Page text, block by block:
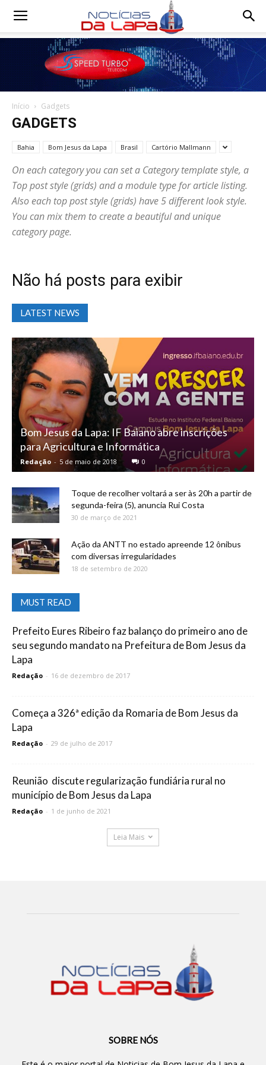
Notícias
Lapa
Início Gadgets
GADGETS
Bahia Bom Jesus da Lapa Brasil Cartório Mallmann
On each category you can set a Category template style, a
Top post style (grids) and a module type for article listing.
Also each top post style (grids) have 5 different look style.
You can mix them to create a beautiful and unique
category page.
Não há posts para exibir
LATEST NEWS
Bom Jesus da Lapa: IF Baiano abre inscrições
para Agricultura e Informática
Redação - 5 de maio de 2018 0
Toque de recolher voltará a ser às 20h a partir de
segunda-feira (5), anuncia Rui Costa
30 de março de 2021
Ação da ANTT no estado apreende 12 ônibus
com diversas irregularidades
18 de setembro de 2020
MUST READ
Prefeito Eures Ribeiro faz balanço do primeiro ano de
seu segundo mandato na Prefeitura de Bom Jesus da
Lapa
Redação - 16 de dezembro de 2017
Começa a 326ª edição da Romaria de Bom Jesus da
Lapa
Redação - 29 de julho de 2017
Reunião discute regularização fundiária rural no
município de Bom Jesus da Lapa
Redação - 1 de junho de 2021
Leia Mais
SOBRE NÓS